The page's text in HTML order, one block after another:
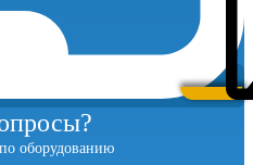
оборудованию